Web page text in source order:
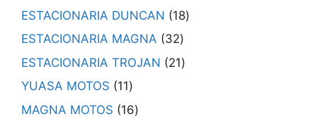
ESTACIONARIA DUNCAN
18
ESTACIONARIA MAGNA
32
ESTACIONARIA TROJAN
21
YUASA MOTOS
11
MAGNA MOTOS
16